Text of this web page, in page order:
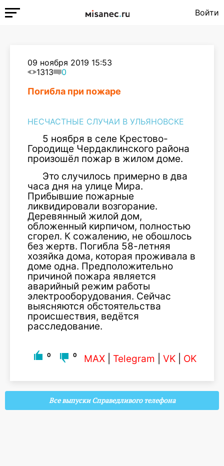
Войти
09 ноября 2019 15:53
1313
0
Погибла при пожаре
НЕСЧАСТНЫЕ СЛУЧАИ В УЛЬЯНОВСКЕ
5 ноября в селе Крестово-
Городище Чердаклинского района
произошёл пожар в жилом доме.
Это случилось примерно в два
часа дня на улице Мира.
Прибывшие пожарные
ликвидировали возгорание.
Деревянный жилой дом,
обложенный кирпичом, полностью
сгорел. К сожалению, не обошлось
без жертв. Погибла 58-летняя
хозяйка дома, которая проживала в
доме одна. Предположительно
причиной пожара является
аварийный режим работы
электрооборудования. Сейчас
выясняются обстоятельства
происшествия, ведётся
расследование.
0 0 MAX Telegram VK OK
Все выпуски Справедливого телефона